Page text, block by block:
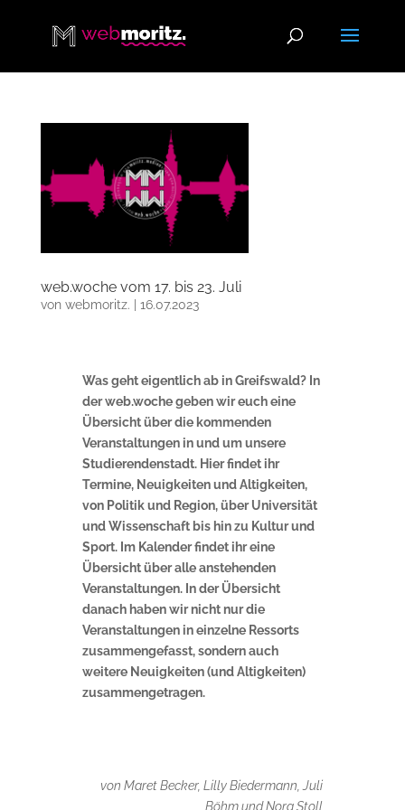
web.woche vom 17. bis 23. Juli
von webmoritz. 16.07.2023
Was geht eigentlich ab in Greifswald? In
der web.woche geben wir euch eine
Übersicht über die kommenden
Veranstaltungen in und um unsere
Studierendenstadt. Hier findet ihr
Termine, Neuigkeiten und Altigkeiten,
von Politik und Region, über Universität
und Wissenschaft bis hin zu Kultur und
Sport. Im Kalender findet ihr eine
Übersicht über alle anstehenden
Veranstaltungen. In der Übersicht
danach haben wir nicht nur die
Veranstaltungen in einzelne Ressorts
zusammengefasst, sondern auch
weitere Neuigkeiten (und Altigkeiten)
zusammengetragen.
von Maret Becker, Lilly Biedermann, Juli
Böhm und Nora Stoll